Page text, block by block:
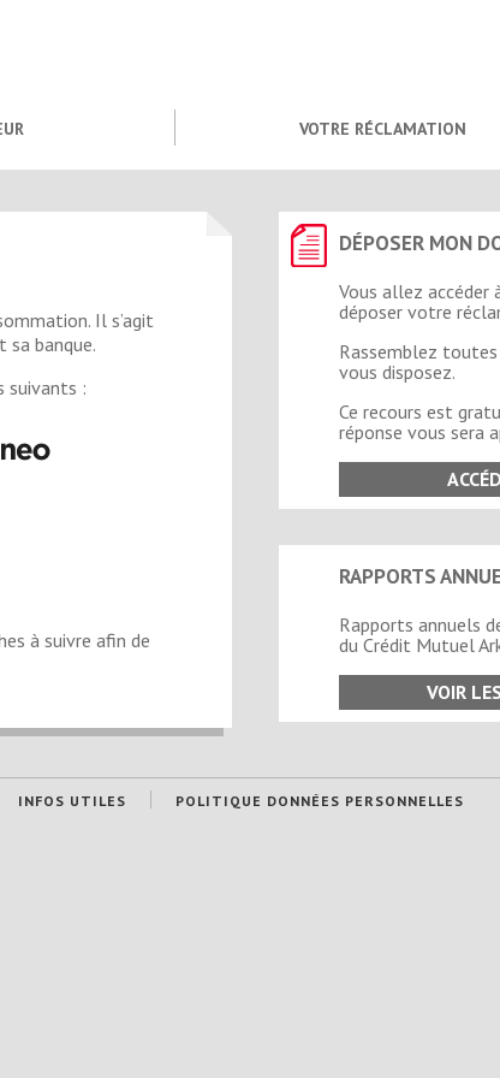
VOTRE RÉCLAMATION
Il s’agit
sa banque.
suivants :
à suivre afin de
DÉPOSER MON
Vous allez accéder
déposer votre
Rassemblez
vous disposez.
Ce recours est
réponse vous sera
RAPPORTS
Rapports annuels
du Crédit Mutuel
VOIR
INFOS UTILES
POLITIQUE DONNÉES PERSONNELLES